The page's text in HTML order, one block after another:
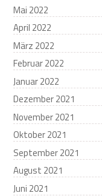
Mai 2022
April 2022
März 2022
Februar 2022
Januar 2022
Dezember 2021
November 2021
Oktober 2021
September 2021
August 2021
Juni 2021